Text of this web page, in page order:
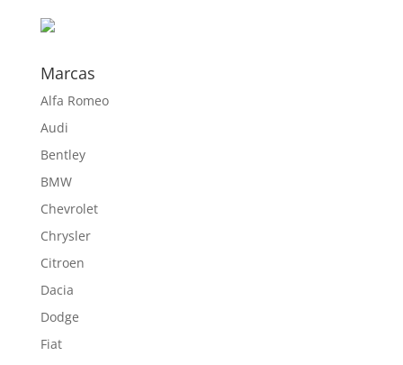
Marcas
Alfa Romeo
Audi
Bentley
BMW
Chevrolet
Chrysler
Citroen
Dacia
Dodge
Fiat